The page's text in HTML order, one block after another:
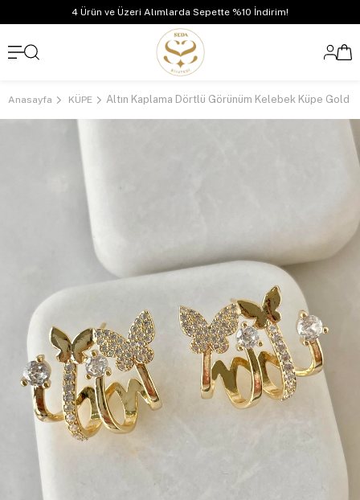
4 Ürün ve Üzeri Alımlarda Sepette %10 İndirim!
Anasayfa KÜPE Altın Kaplama Dörtlü Görünüm Kelebek Küpe Gold